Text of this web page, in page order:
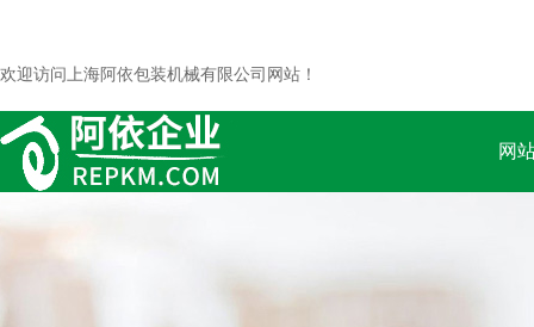
欢迎访问上海阿依包装机械有限公司网站！
网